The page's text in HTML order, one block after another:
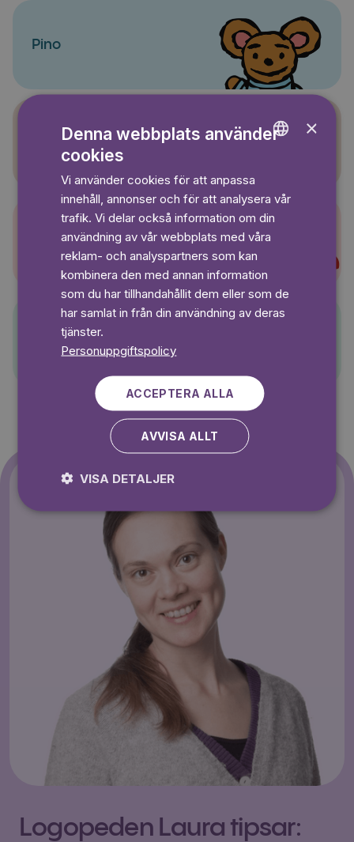
Pino
Sagasagor
Super-Charlie
Pelle Svanslös
Logopeden Laura tipsar:
×
Denna webbplats använder
cookies
Vi använder cookies för att anpassa
innehåll, annonser och för att analysera vår
trafik. Vi delar också information om din
användning av vår webbplats med våra
reklam- och analyspartners som kan
kombinera den med annan information
som du har tillhandahållit dem eller som de
har samlat in från din användning av deras
tjänster.
Personuppgiftspolicy
ACCEPTERA ALLA
AVVISA ALLT
VISA DETALJER